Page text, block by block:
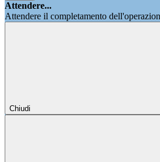
Attendere...
Attendere il completamento
Chiudi